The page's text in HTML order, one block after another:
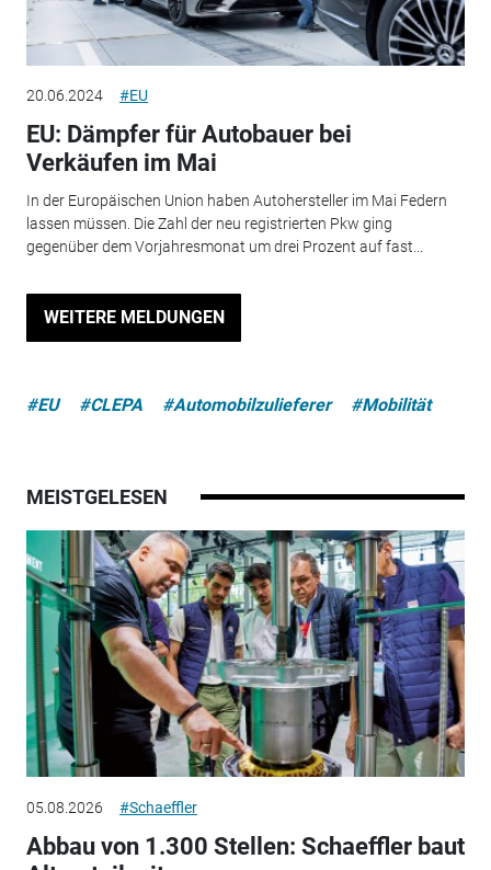
20.06.2024 #EU
EU: Dämpfer für Autobauer bei
Verkäufen im Mai
In der Europäischen Union haben Autohersteller im Mai Federn
lassen müssen. Die Zahl der neu registrierten Pkw ging
gegenüber dem Vorjahresmonat um drei Prozent auf fast...
WEITERE MELDUNGEN
#EU #CLEPA #Automobilzulieferer #Mobilität
MEISTGELESEN
05.08.2026 #Schaeffler
Abbau von 1.300 Stellen: Schaeffler baut